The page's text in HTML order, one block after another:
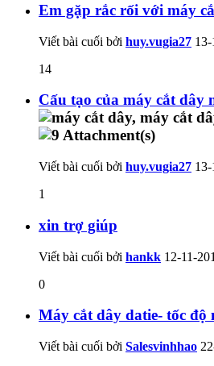
Em gặp rắc rối với máy
Viết bài cuối bởi huy.vugia27
14
Cấu tạo của máy cắt dây
Viết bài cuối bởi huy.vugia27
1
xin trợ giúp
Viết bài cuối bởi hankk 12-11-
0
Máy cắt dây datie- tốc độ
Viết bài cuối bởi Salesvinhhao